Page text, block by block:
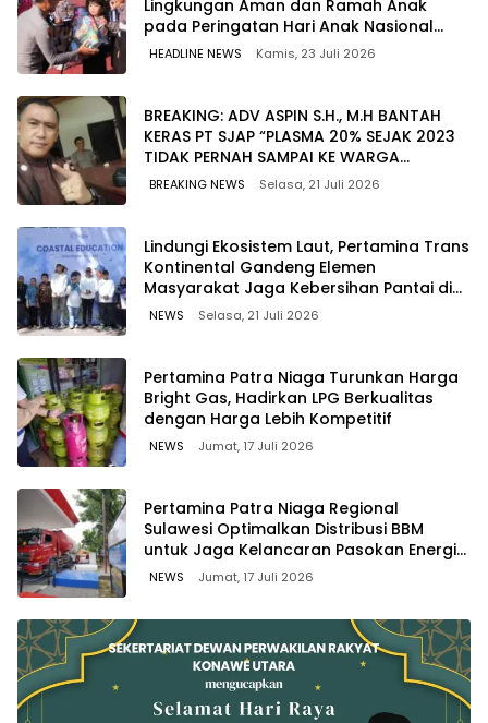
Lingkungan Aman dan Ramah Anak
pada Peringatan Hari Anak Nasional
2026
HEADLINE NEWS Kamis, 23 Juli 2026
BREAKING: ADV ASPIN S.H., M.H BANTAH
KERAS PT SJAP “PLASMA 20% SEJAK 2023
TIDAK PERNAH SAMPAI KE WARGA
WAWOONE!
BREAKING NEWS Selasa, 21 Juli 2026
Lindungi Ekosistem Laut, Pertamina Trans
Kontinental Gandeng Elemen
Masyarakat Jaga Kebersihan Pantai di
Bitung, Sulawesi
NEWS Selasa, 21 Juli 2026
Pertamina Patra Niaga Turunkan Harga
Bright Gas, Hadirkan LPG Berkualitas
dengan Harga Lebih Kompetitif
NEWS Jumat, 17 Juli 2026
Pertamina Patra Niaga Regional
Sulawesi Optimalkan Distribusi BBM
untuk Jaga Kelancaran Pasokan Energi
di Seluruh Wilayah Sulawesi
NEWS Jumat, 17 Juli 2026